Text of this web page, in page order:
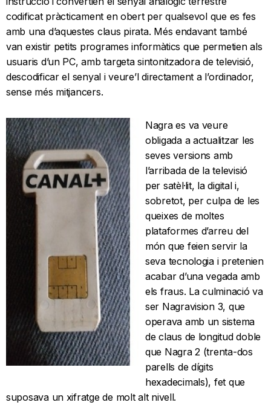
codificat pràcticament en obert per qualsevol que es fes
amb una d’aquestes claus pirata. Més endavant també
van existir petits programes informàtics que permetien als
usuaris d’un PC, amb targeta sintonitzadora de televisió,
descodificar el senyal i veure’l directament a l’ordinador,
sense més mitjancers.
Nagra es va veure
obligada a actualitzar les
seves versions amb
l’arribada de la televisió
per satèl·lit, la digital i,
sobretot, per culpa de les
queixes de moltes
plataformes d’arreu del
món que feien servir la
seva tecnologia i pretenien
acabar d’una vegada amb
els fraus. La culminació va
ser Nagravision 3, que
operava amb un sistema
de claus de longitud doble
que Nagra 2 (trenta-dos
parells de dígits
hexadecimals), fet que
suposava un xifratge de molt alt nivell.